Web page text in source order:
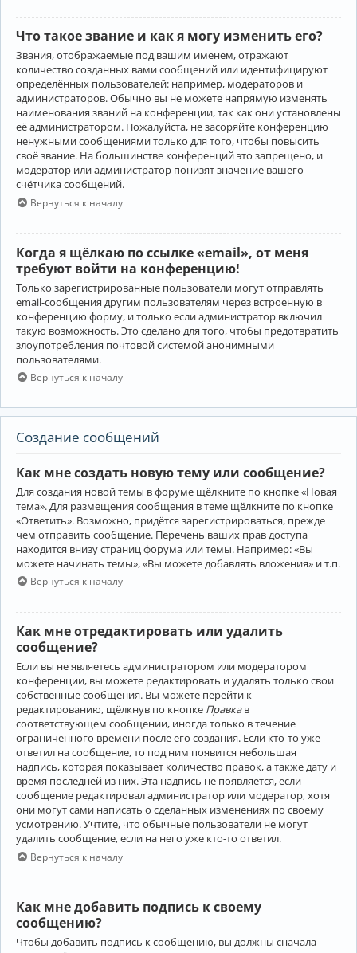
Что такое звание и как я могу изменить его?
Звания, отображаемые под вашим именем, отражают
количество созданных вами сообщений или идентифицируют
определённых пользователей: например, модераторов и
администраторов. Обычно вы не можете напрямую изменять
наименования званий на конференции, так как они установлены
её администратором. Пожалуйста, не засоряйте конференцию
ненужными сообщениями только для того, чтобы повысить
своё звание. На большинстве конференций это запрещено, и
модератор или администратор понизят значение вашего
счётчика сообщений.
Вернуться к началу
Когда я щёлкаю по ссылке «email», от меня
требуют войти на конференцию!
Только зарегистрированные пользователи могут отправлять
email-сообщения другим пользователям через встроенную в
конференцию форму, и только если администратор включил
такую возможность. Это сделано для того, чтобы предотвратить
злоупотребления почтовой системой анонимными
пользователями.
Вернуться к началу
Создание сообщений
Как мне создать новую тему или сообщение?
Для создания новой темы в форуме щёлкните по кнопке «Новая
тема». Для размещения сообщения в теме щёлкните по кнопке
«Ответить». Возможно, придётся зарегистрироваться, прежде
чем отправить сообщение. Перечень ваших прав доступа
находится внизу страниц форума или темы. Например: «Вы
можете начинать темы», «Вы можете добавлять вложения» и т.п.
Вернуться к началу
Как мне отредактировать или удалить
сообщение?
Если вы не являетесь администратором или модератором
конференции, вы можете редактировать и удалять только свои
собственные сообщения. Вы можете перейти к
редактированию, щёлкнув по кнопке Правкав
соответствующем сообщении, иногда только в течение
ограниченного времени после его создания. Если кто-то уже
ответил на сообщение, то под ним появится небольшая
надпись, которая показывает количество правок, а также дату и
время последней из них. Эта надпись не появляется, если
сообщение редактировал администратор или модератор, хотя
они могут сами написать о сделанных изменениях по своему
усмотрению. Учтите, что обычные пользователи не могут
удалить сообщение, если на него уже кто-то ответил.
Вернуться к началу
Как мне добавить подпись к своему
сообщению?
Чтобы добавить подпись к сообщению, вы должны сначала